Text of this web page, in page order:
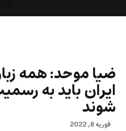
ضیا موحد: همه
ایران باید به
شوند
فوریه 8, 2022